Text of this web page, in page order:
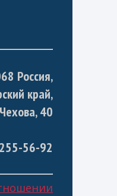
Россия,
край,
40
56-92